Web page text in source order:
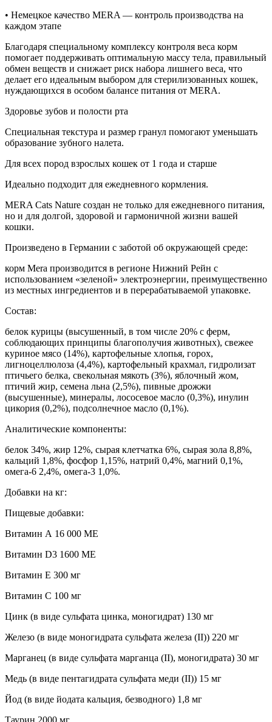
• Немецкое качество MERA — контроль производства на
каждом этапе
Благодаря специальному комплексу контроля веса корм
помогает поддерживать оптимальную массу тела, правильный
обмен веществ и снижает риск набора лишнего веса, что
делает его идеальным выбором для стерилизованных кошек,
нуждающихся в особом балансе питания от MERA.
Здоровье зубов и полости рта
Специальная текстура и размер гранул помогают уменьшать
образование зубного налета.
Для всех пород взрослых кошек от 1 года и старше
Идеально подходит для ежедневного кормления.
MERA Cats Nature создан не только для ежедневного питания,
но и для долгой, здоровой и гармоничной жизни вашей
кошки.
Произведено в Германии с заботой об окружающей среде:
корм Mera производится в регионе Нижний Рейн с
использованием «зеленой» электроэнергии, преимущественно
из местных ингредиентов и в перерабатываемой упаковке.
Состав:
белок курицы (высушенный, в том числе 20% с ферм,
соблюдающих принципы благополучия животных), свежее
куриное мясо (14%), картофельные хлопья, горох,
лигноцеллюлоза (4,4%), картофельный крахмал, гидролизат
птичьего белка, свекольная мякоть (3%), яблочный жом,
птичий жир, семена льна (2,5%), пивные дрожжи
(высушенные), минералы, лососевое масло (0,3%), инулин
цикория (0,2%), подсолнечное масло (0,1%).
Аналитические компоненты:
белок 34%, жир 12%, сырая клетчатка 6%, сырая зола 8,8%,
кальций 1,8%, фосфор 1,15%, натрий 0,4%, магний 0,1%,
омега-6 2,4%, омега-3 1,0%.
Добавки на кг:
Пищевые добавки:
Витамин А 16 000 МЕ
Витамин D3 1600 МЕ
Витамин Е 300 мг
Витамин С 100 мг
Цинк (в виде сульфата цинка, моногидрат) 130 мг
Железо (в виде моногидрата сульфата железа (II)) 220 мг
Марганец (в виде сульфата марганца (II), моногидрата) 30 мг
Медь (в виде пентагидрата сульфата меди (II)) 15 мг
Йод (в виде йодата кальция, безводного) 1,8 мг
Таурин 2000 мг